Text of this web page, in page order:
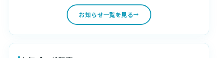
お知らせ一覧を見る